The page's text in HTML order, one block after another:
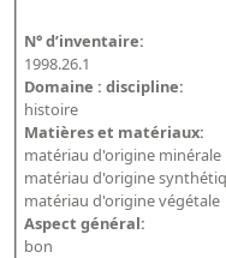
N° d’inventaire:
1998.26.1
Domaine : discipline:
histoire
Matières et matériaux:
matériau d'origine minérale
matériau d'origine
matériau d'origine végétale
Aspect général:
bon